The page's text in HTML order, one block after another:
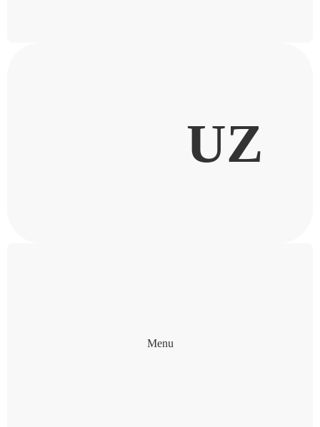
UZ
Menu